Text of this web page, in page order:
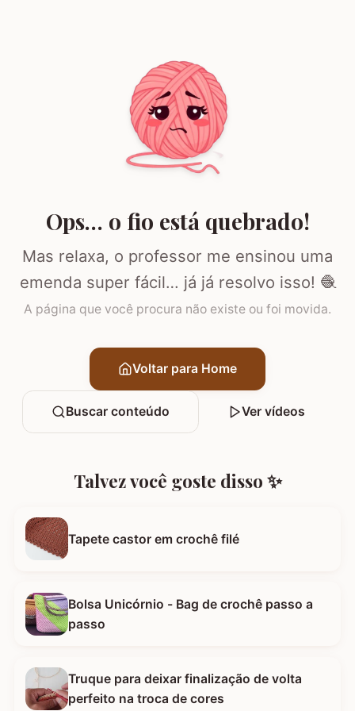
Ops… o fio está quebrado!
Mas relaxa, o professor me ensinou uma
emenda super fácil… já já resolvo isso! 🧶
A página que você procura não existe ou foi movida.
Voltar para Home
Buscar conteúdo Ver vídeos
Talvez você goste disso ✨
Tapete castor em crochê filé
Bolsa Unicórnio - Bag de crochê passo a
passo
Truque para deixar finalização de volta
perfeito na troca de cores